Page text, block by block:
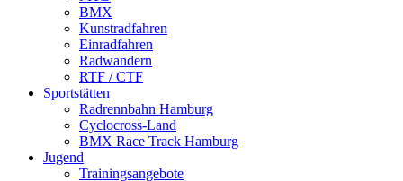
BMX
Kunstradfahren
Einradfahren
Radwandern
RTF / CTF
Sportstätten
Radrennbahn Hamburg
Cyclocross-Land
BMX Race Track Hamburg
Jugend
Trainingsangebote